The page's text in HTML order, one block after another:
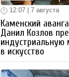
12:07 | 7 августа
Каменский
Данил Козлов
индустриальную
в искусство